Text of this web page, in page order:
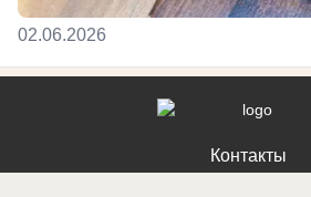
02.06.2026
Контакты